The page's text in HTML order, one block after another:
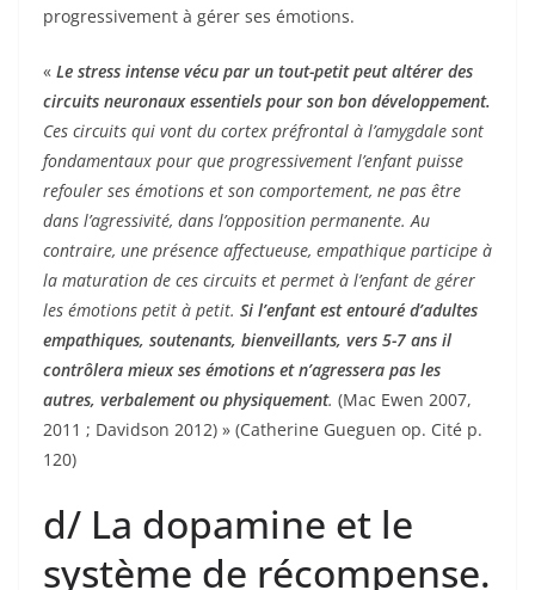
progressivement à gérer ses émotions.
« Le stress intense vécu par un tout-petit peut altérer des
circuits neuronaux essentiels pour son bon développement.
Ces circuits qui vont du cortex préfrontal à l’amygdale sont
fondamentaux pour que progressivement l’enfant puisse
refouler ses émotions et son comportement, ne pas être
dans l’agressivité, dans l’opposition permanente. Au
contraire, une présence affectueuse, empathique participe à
la maturation de ces circuits et permet à l’enfant de gérer
les émotions petit à petit. Si l’enfant est entouré d’adultes
empathiques, soutenants, bienveillants, vers 5-7 ans il
contrôlera mieux ses émotions et n’agressera pas les
autres, verbalement ou physiquement. (Mac Ewen 2007,
2011 ; Davidson 2012) » (Catherine Gueguen op. Cité p.
120)
d/ La dopamine et le
système de récompense.